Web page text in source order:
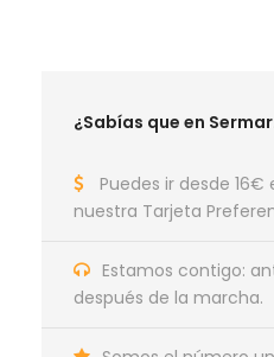
¿Sabías que en
Puedes ir desde
nuestra Tarjeta
Estamos contigo:
después de la marcha.